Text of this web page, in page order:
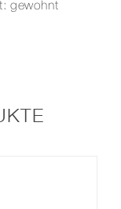
gewohnt